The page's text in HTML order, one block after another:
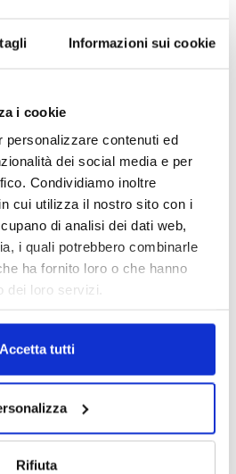
Informazioni sui cookie
i cookie
personalizzare contenuti ed
dei social media e per
Condividiamo inoltre
cui utilizza il nostro sito con i
di analisi dei dati web,
i quali potrebbero combinarle
ha fornito loro o che hanno
dei loro servizi.
Accetta tutti
Rifiuta
partner 2026
HUMANITAS (l’impatto
sul futuro e oltre)
LUGLIO-